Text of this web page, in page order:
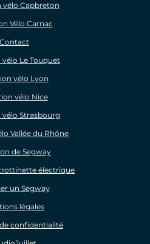
vélo Capbreton
Vélo Carnac
Contact
Le Touquet
vélo Lyon
vélo Nice
vélo Strasbourg
Vallée du Rhône
de Segway
électrique
un Segway
légales
confidentialité